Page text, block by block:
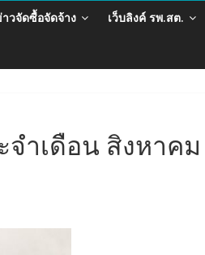
วจัดซื้อจัดจ้าง เว็บลิงค์ รพ.สต.
ำเดือน สิงหาคม